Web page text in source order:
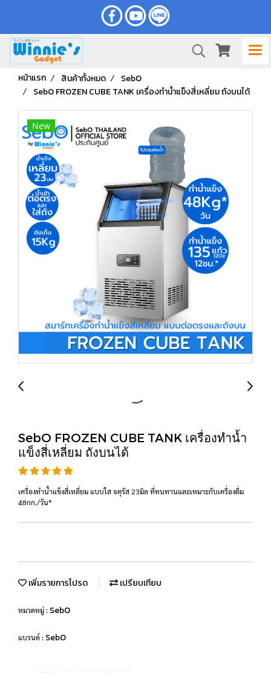
หน้าแรก สินค้าทั้งหมด
SebO
SebO FROZEN CUBE TANK เครื่องทำน้ำแข็งสี่เหลี่ยม ถังบนได้
New
SebO FROZEN CUBE TANK เครื่องทำน้ำ
แข็งสี่เหลี่ยม ถังบนได้
เครื่องทำน้ำแข็งสี่เหลี่ยม แบบใส จตุรัส 23มิล ที่ทนทานและเหมาะกับเครื่องดื่ม
48กก./วัน*
เพิ่มรายการโปรด เปรียบเทียบ
หมวดหมู่ : SebO
แบรนด์ : SebO